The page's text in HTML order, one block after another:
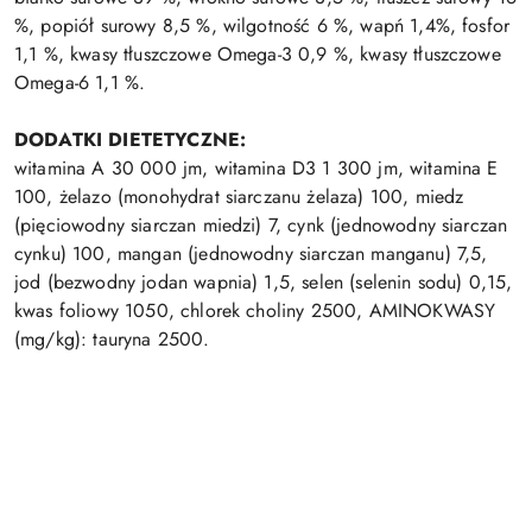
%, popiół surowy 8,5 %, wilgotność 6 %, wapń 1,4%, fosfor
1,1 %, kwasy tłuszczowe Omega-3 0,9 %, kwasy tłuszczowe
Omega-6 1,1 %.
DODATKI DIETETYCZNE:
witamina A 30 000 jm, witamina D3 1 300 jm, witamina E
100, żelazo (monohydrat siarczanu żelaza) 100, miedz
(pięciowodny siarczan miedzi) 7, cynk (jednowodny siarczan
cynku) 100, mangan (jednowodny siarczan manganu) 7,5,
jod (bezwodny jodan wapnia) 1,5, selen (selenin sodu) 0,15,
kwas foliowy 1050, chlorek choliny 2500, AMINOKWASY
(mg/kg): tauryna 2500.